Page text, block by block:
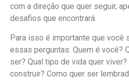
com a direção que quer seguir,
desafios que encontrará.
Para isso é importante que você
essas perguntas: Quem é você?
ser? Qual tipo de vida quer
construir? Como quer ser